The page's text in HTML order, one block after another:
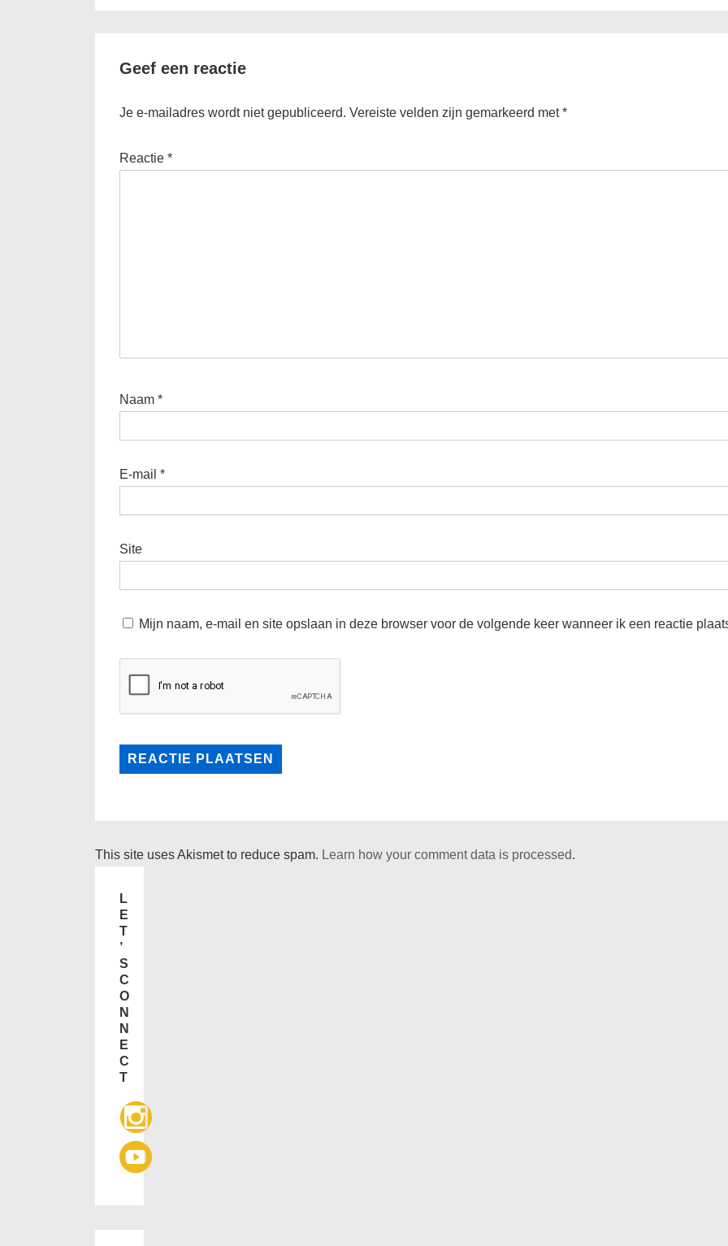
Geef een reactie
Je e-mailadres wordt niet gepubliceerd. Vereiste velden zijn gemarkeerd met*
Reactie *
Naam *
E-mail *
Site
Mijn naam, e-mail en site opslaan in deze browser voor de volgende keer wanneer ik een reactie
This site uses Akismet to reduce spam. Learn how your comment data is processed.
L
E
T
’
S
C
O
N
N
E
C
T